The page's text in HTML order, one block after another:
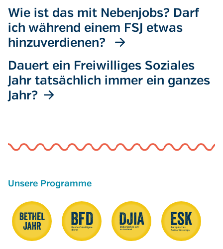
Wie ist das mit Nebenjobs? Darf
ich während einem FSJ etwas
hinzuverdienen?
Dauert ein Freiwilliges Soziales
Jahr tatsächlich immer ein ganzes
Jahr?
Unsere Programme